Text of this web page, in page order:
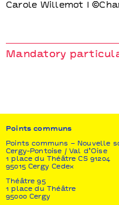
Carole Willemot I
Mandatory
DRAC Ile-de-France I
Spedidam I Arcadi Ile-
Théâtre - Soutien
des Dramaturgies
de Villeneuve Lez
écritures du spectacle
l’édition
Montreuil - centre
Points communs
Points communs – Nouvelle
Cergy-Pontoise / Val d’Oise
1 place du Théâtre CS 91204
95015 Cergy Cedex
Théâtre 95
1 place du Théâtre
95000 Cergy